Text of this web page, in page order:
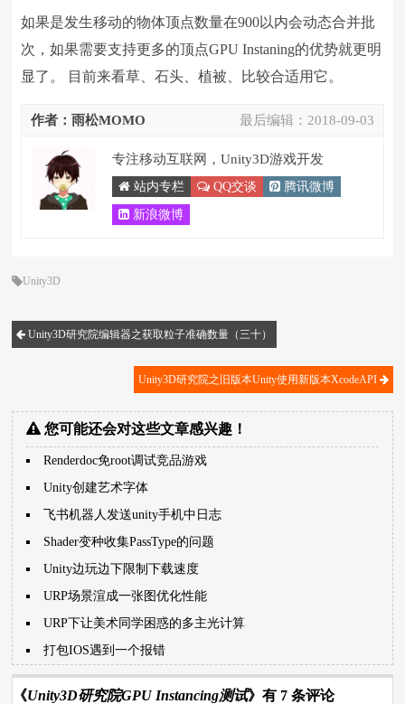
如果是发生移动的物体顶点数量在900以内会动态合并批
次，如果需要支持更多的顶点GPU Instaning的优势就更明
显了。 目前来看草、石头、植被、比较合适用它。
最后编辑： 2018-09-03
作者：雨松MOMO
专注移动互联网，Unity3D游戏开发
站内专栏 QQ交谈 腾讯微博
新浪微博
Unity3D
Unity3D研究院编辑器之获取粒子准确数量（三十）
Unity3D研究院之旧版本Unity使用新版本XcodeAPI
您可能还会对这些文章感兴趣！
Renderdoc免root调试竞品游戏
Unity创建艺术字体
飞书机器人发送unity手机中日志
Shader变种收集PassType的问题
Unity边玩边下限制下载速度
URP场景渲成一张图优化性能
URP下让美术同学困惑的多主光计算
打包IOS遇到一个报错
《Unity3D研究院GPU Instancing测试》有 7 条评论